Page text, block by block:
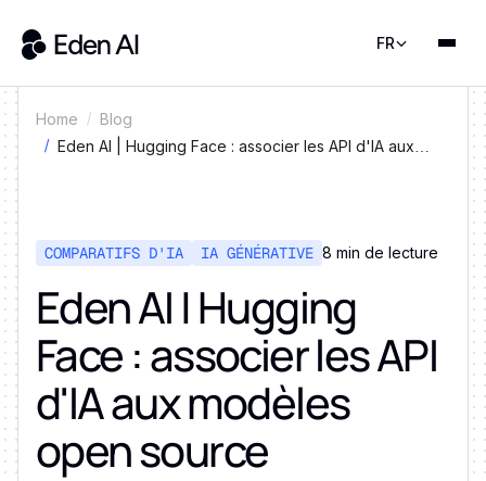
FR
Home
Blog
Eden AI | Hugging Face : associer les API d'IA aux
COMPARATIFS D'IA IA GÉNÉRATIVE 8 min de lecture
Eden AI | Hugging
Face : associer les API
d'IA aux modèles
open source